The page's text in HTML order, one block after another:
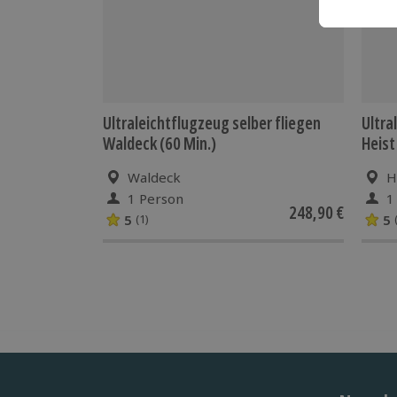
Ultraleichtflugzeug selber fliegen
Waldeck (60 Min.)
Waldeck
1 Person
5 (1) 248,90 €
5